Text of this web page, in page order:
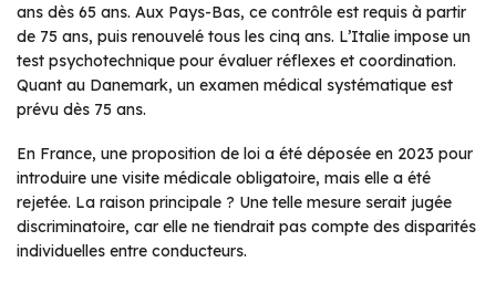
ans dès 65 ans. Aux Pays-Bas, ce contrôle est requis à partir
de 75 ans, puis renouvelé tous les cinq ans. L’Italie impose un
test psychotechnique pour évaluer réflexes et coordination.
Quant au Danemark, un examen médical systématique est
prévu dès 75 ans.
En France, une proposition de loi a été déposée en 2023 pour
introduire une visite médicale obligatoire, mais elle a été
rejetée. La raison principale ? Une telle mesure serait jugée
discriminatoire, car elle ne tiendrait pas compte des disparités
individuelles entre conducteurs.